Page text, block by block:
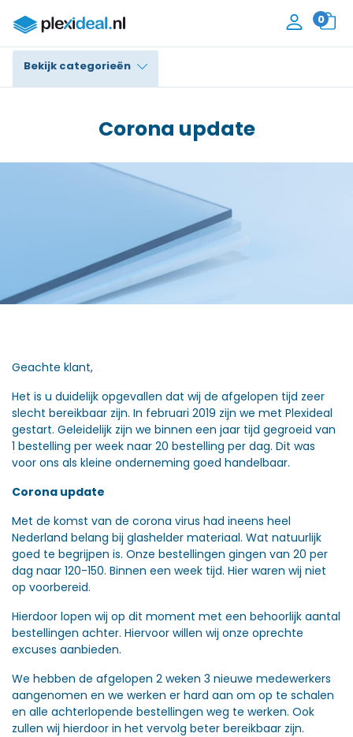
0
Bekijk categorieën
PVC Schuim
Corona update
Geachte klant,
Het is u duidelijk opgevallen dat wij de afgelopen tijd zeer
slecht bereikbaar zijn. In februari 2019 zijn we met Plexideal
gestart. Geleidelijk zijn we binnen een jaar tijd gegroeid van
1 bestelling per week naar 20 bestelling per dag. Dit was
voor ons als kleine onderneming goed handelbaar.
Corona update
Met de komst van de corona virus had ineens heel
Nederland belang bij glashelder materiaal. Wat natuurlijk
goed te begrijpen is. Onze bestellingen gingen van 20 per
dag naar 120-150. Binnen een week tijd. Hier waren wij niet
op voorbereid.
Hierdoor lopen wij op dit moment met een behoorlijk aantal
bestellingen achter. Hiervoor willen wij onze oprechte
excuses aanbieden.
We hebben de afgelopen 2 weken 3 nieuwe medewerkers
aangenomen en we werken er hard aan om op te schalen
en alle achterlopende bestellingen weg te werken. Ook
zullen wij hierdoor in het vervolg beter bereikbaar zijn.